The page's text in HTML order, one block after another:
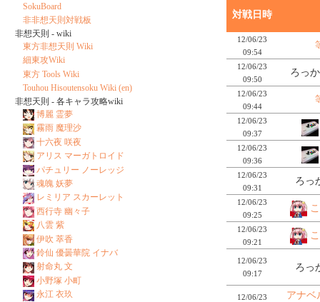
対戦日時
12/06/23
09:54
12/06/23
09:50
ろっ
12/06/23
09:44
12/06/23
09:37
12/06/23
09:36
12/06/23
09:31
ろっ
12/06/23
09:25
12/06/23
09:21
12/06/23
09:17
ろっ
12/06/23
アナベ
SokuBoard
非非想天則対戦板
非想天則 - wiki
東方非想天則 Wiki
細東攻Wiki
東方 Tools Wiki
Touhou Hisoutensoku Wiki (en)
非想天則 - 各キャラ攻略wiki
博麗 霊夢
霧雨 魔理沙
十六夜 咲夜
アリス マーガトロイド
パチュリー ノーレッジ
魂魄 妖夢
レミリア スカーレット
西行寺 幽々子
八雲 紫
伊吹 萃香
鈴仙 優曇華院 イナバ
射命丸 文
小野塚 小町
永江 衣玖